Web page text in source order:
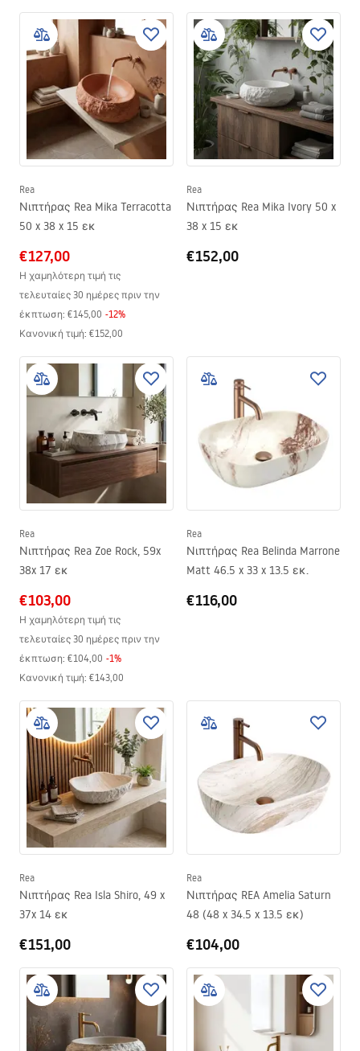
Rea
Νιπτήρας Rea Mika Terracotta
50 x 38 x 15 εκ
€127,00
Η χαμηλότερη τιμή τις
τελευταίες 30 ημέρες πριν την
έκπτωση: €145,00 -12%
Κανονική τιμή: €152,00
Rea
Νιπτήρας Rea Mika Ivory 50 x
38 x 15 εκ
€152,00
Rea
Νιπτήρας Rea Zoe Rock, 59x
38x 17 εκ
€103,00
Η χαμηλότερη τιμή τις
τελευταίες 30 ημέρες πριν την
έκπτωση: €104,00 -1%
Κανονική τιμή: €143,00
Rea
Νιπτήρας Rea Belinda Marrone
Matt 46.5 x 33 x 13.5 εκ.
€116,00
Rea
Νιπτήρας Rea Isla Shiro, 49 x
37x 14 εκ
€151,00
Rea
Νιπτήρας REA Amelia Saturn
48 (48 x 34.5 x 13.5 εκ)
€104,00